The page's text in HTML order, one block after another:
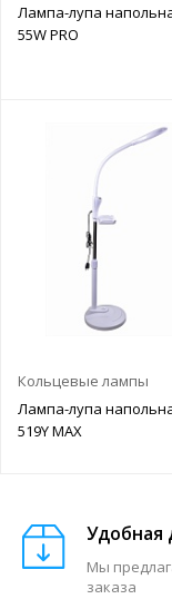
Лампа-лупа
55W PRO
Кольцевые лампы
Лампа-лупа
519Y MAX
Удобная
Мы
заказа